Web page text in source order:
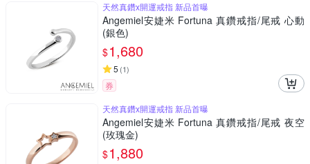
天然真鑽x開運戒指 新品首曝
Angemiel安婕米 Fortuna 真鑽戒指/尾戒 心動
(銀色)
$1,680
5 (1)
券
天然真鑽x開運戒指 新品首曝
Angemiel安婕米 Fortuna 真鑽戒指/尾戒 夜空
(玫瑰金)
$1,880